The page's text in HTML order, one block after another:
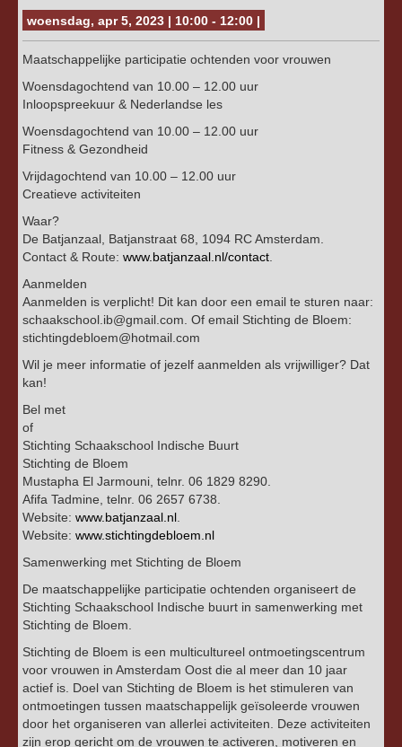
woensdag, apr 5, 2023 | 10:00 - 12:00 |
Maatschappelijke participatie ochtenden voor vrouwen
Woensdagochtend van 10.00 – 12.00 uur
Inloopspreekuur & Nederlandse les
Woensdagochtend van 10.00 – 12.00 uur
Fitness & Gezondheid
Vrijdagochtend van 10.00 – 12.00 uur
Creatieve activiteiten
Waar?
De Batjanzaal, Batjanstraat 68, 1094 RC Amsterdam.
Contact & Route: www.batjanzaal.nl/contact
Aanmelden
Aanmelden is verplicht! Dit kan door een email te sturen naar:
schaakschool.ib@gmail.com. Of email Stichting de Bloem:
stichtingdebloem@hotmail.com
Wil je meer informatie of jezelf aanmelden als vrijwilliger? Dat
kan!
Bel met
of
Stichting Schaakschool Indische Buurt
Stichting de Bloem
Mustapha El Jarmouni, telnr. 06 1829 8290.
Afifa Tadmine, telnr. 06 2657 6738.
Website: www.batjanzaal.nl
Website: www.stichtingdebloem.nl
Samenwerking met Stichting de Bloem
De maatschappelijke participatie ochtenden organiseert de
Stichting Schaakschool Indische buurt in samenwerking met
Stichting de Bloem.
Stichting de Bloem is een multicultureel ontmoetingscentrum
voor vrouwen in Amsterdam Oost die al meer dan 10 jaar
actief is. Doel van Stichting de Bloem is het stimuleren van
ontmoetingen tussen maatschappelijk geïsoleerde vrouwen
door het organiseren van allerlei activiteiten. Deze activiteiten
zijn erop gericht om de vrouwen te activeren, motiveren en